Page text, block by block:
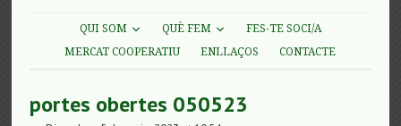
QUI SOM QUÈ FEM
FES-TE SOCI/A
MERCAT COOPERATIU
ENLLAÇOS CONTACTE
portes obertes 050523